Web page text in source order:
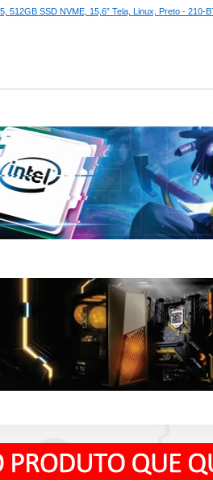
512GB SSD NVME, 15,6” Tela, Linux, Preto - 210-